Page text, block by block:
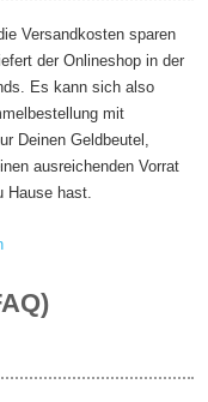
Versandkosten sparen
der Onlineshop in der
Es kann sich also
mit
Deinen Geldbeutel,
ausreichenden Vorrat
Hause hast.